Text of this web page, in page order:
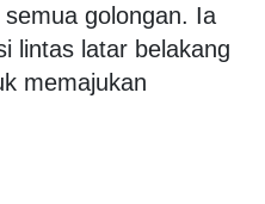
golongan. Ia
lintas latar belakang
memajukan